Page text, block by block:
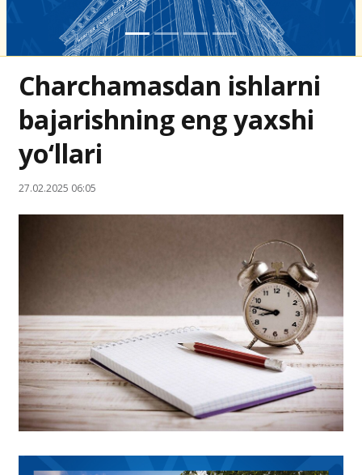
Charchamasdan ishlarni
bajarishning eng yaxshi
yo‘llari
27.02.2025 06:05